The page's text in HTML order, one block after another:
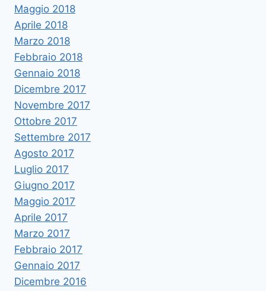
Maggio 2018
Aprile 2018
Marzo 2018
Febbraio 2018
Gennaio 2018
Dicembre 2017
Novembre 2017
Ottobre 2017
Settembre 2017
Agosto 2017
Luglio 2017
Giugno 2017
Maggio 2017
Aprile 2017
Marzo 2017
Febbraio 2017
Gennaio 2017
Dicembre 2016